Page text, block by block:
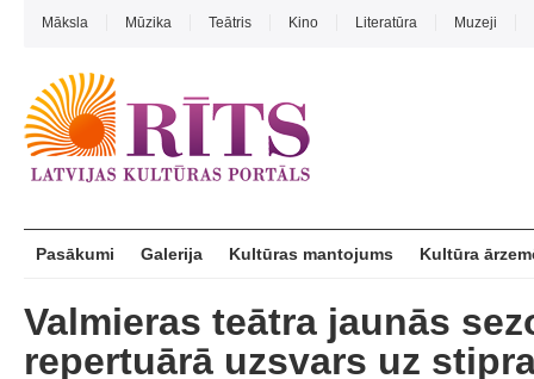
Māksla Mūzika Teātris Kino Literatūra Muzeji
Pasākumi Galerija Kultūras mantojums Kultūra
Valmieras teātra jaunās
repertuārā uzsvars uz